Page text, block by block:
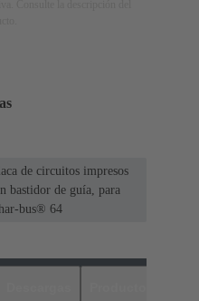
de circuitos impresos
bastidor de guía, para
bus® 64